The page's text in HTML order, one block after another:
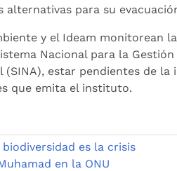
alternativas para su
y el Ideam monitorean
Nacional para la
(SINA), estar pendientes de
que emita el instituto.
biodiversidad es la crisis
en la ONU